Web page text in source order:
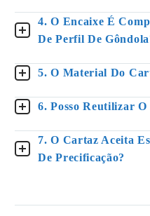
4. O Encaixe É
De Perfil De
5. O Material Do
6. Posso Reutilizar
7. O Cartaz Aceita
De Precificação?